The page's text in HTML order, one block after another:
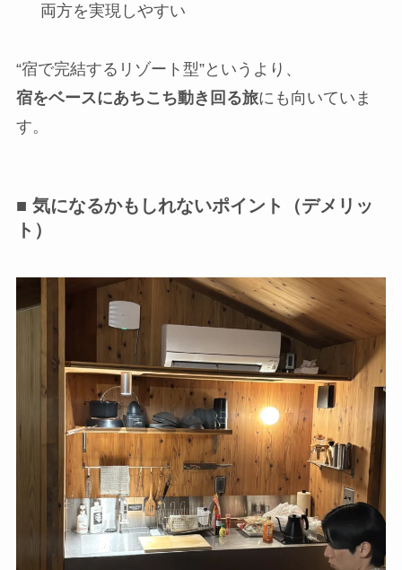
両方を実現しやすい
“宿で完結するリゾート型”というより、
宿をベースにあちこち動き回る旅にも向いていま
す。
■ 気になるかもしれないポイント（デメリッ
ト）